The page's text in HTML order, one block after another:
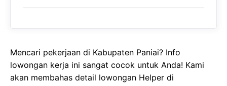
Mencari pekerjaan di Kabupaten Paniai? Info
lowongan kerja ini sangat cocok untuk Anda! Kami
akan membahas detail lowongan Helper di